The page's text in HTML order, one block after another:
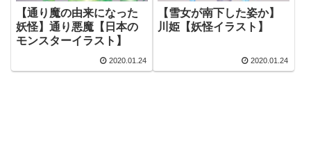
【通り魔の由来になった
妖怪】通り悪魔【日本の
モンスターイラスト】
2020.01.24
【雪女が南下した姿か】
川姫【妖怪イラスト】
2020.01.24